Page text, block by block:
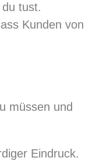
tust.
Kunden von
müssen und
Eindruck.